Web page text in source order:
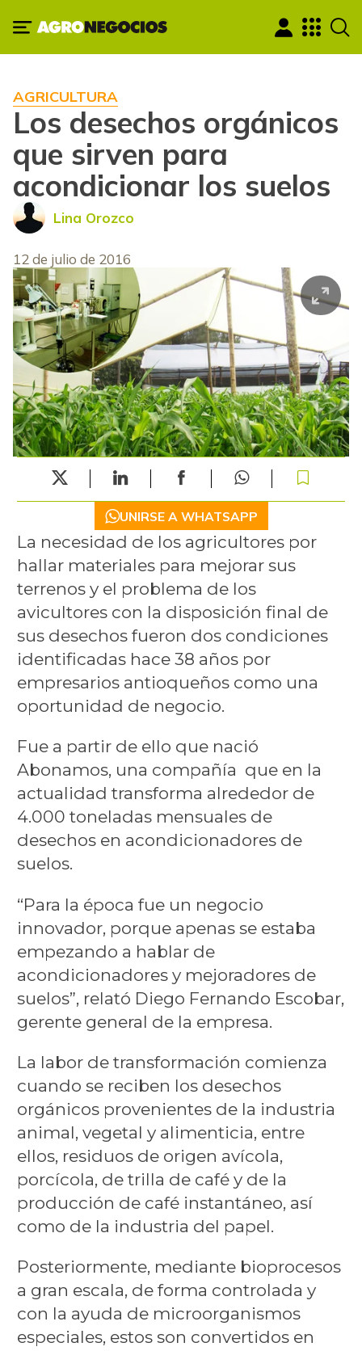
AGRICULTURA
Los desechos orgánicos
que sirven para
acondicionar los suelos
Lina Orozco
12 de julio de 2016
UNIRSE A WHATSAPP
La necesidad de los agricultores por
hallar materiales para mejorar sus
terrenos y el problema de los
avicultores con la disposición final de
sus desechos fueron dos condiciones
identificadas hace 38 años por
empresarios antioqueños como una
oportunidad de negocio.
Fue a partir de ello que nació
Abonamos, una compañía que en la
actualidad transforma alrededor de
4.000 toneladas mensuales de
desechos en acondicionadores de
suelos.
“Para la época fue un negocio
innovador, porque apenas se estaba
empezando a hablar de
acondicionadores y mejoradores de
suelos”, relató Diego Fernando Escobar,
gerente general de la empresa.
La labor de transformación comienza
cuando se reciben los desechos
orgánicos provenientes de la industria
animal, vegetal y alimenticia, entre
ellos, residuos de origen avícola,
porcícola, de trilla de café y de la
producción de café instantáneo, así
como de la industria del papel.
Posteriormente, mediante bioprocesos
a gran escala, de forma controlada y
con la ayuda de microorganismos
especiales, estos son convertidos en